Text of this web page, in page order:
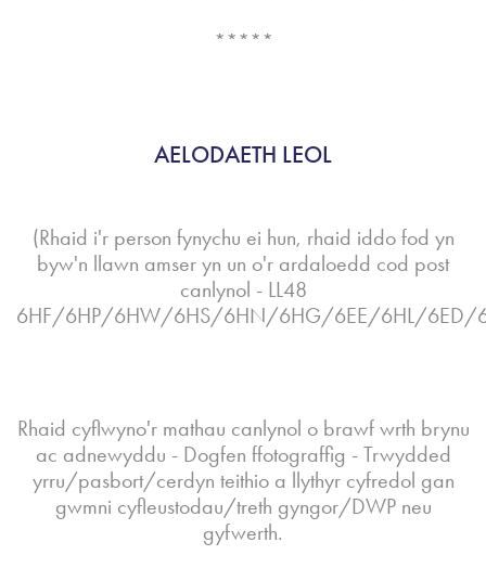
*****
AELODAETH LEOL
(Rhaid i'r person fynychu ei hun, rhaid iddo fod yn
byw'n llawn amser yn un o'r ardaloedd cod post
canlynol - LL48
6HF/6HP/6HW/6HS/6HN/6HG/6EE/6HL/6ED/
Rhaid cyflwyno'r mathau canlynol o brawf wrth brynu
ac adnewyddu - Dogfen ffotograffig - Trwydded
yrru/pasbort/cerdyn teithio a llythyr cyfredol gan
gwmni cyfleustodau/treth gyngor/DWP neu
gyfwerth.